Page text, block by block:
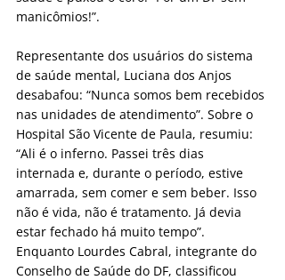
manicômios!”.
Representante dos usuários do sistema
de saúde mental, Luciana dos Anjos
desabafou: “Nunca somos bem recebidos
nas unidades de atendimento”. Sobre o
Hospital São Vicente de Paula, resumiu:
“Ali é o inferno. Passei três dias
internada e, durante o período, estive
amarrada, sem comer e sem beber. Isso
não é vida, não é tratamento. Já devia
estar fechado há muito tempo”.
Enquanto Lourdes Cabral, integrante do
Conselho de Saúde do DF, classificou